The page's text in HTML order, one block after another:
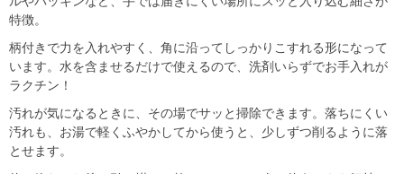
特徴。
柄付きで力を入れやすく、角に沿ってしっかりこすれる形になって
います。水を含ませるだけで使えるので、洗剤いらずでお手入れが
ラクチン！
汚れが気になるときに、その場でサッと掃除できます。落ちにくい
汚れも、お湯で軽くふやかしてから使うと、少しずつ削るように落
とせます。